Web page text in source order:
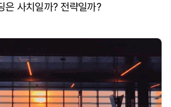
은 사치일까? 전략일까?